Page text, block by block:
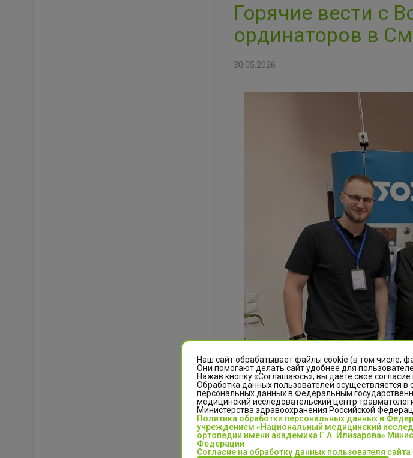
Горячие вести с
ординаторов в
30.05.2026
Наш сайт обрабатывает файлы cookie (в том числе,
Они помогают делать сайт удобнее для
Нажав кнопку «Соглашаюсь», вы даете свое
Обработка данных пользователей осуществляется в
персональных данных в Федеральным
медицинский исследовательский центр
Министерства здравоохранения Российской
Политика обработки персональных данных в
учреждением «Национальный медицинский
ортопедии имени академика Г.А. Илизарова»
Федерации
Согласие на обработку данных пользователя сайта